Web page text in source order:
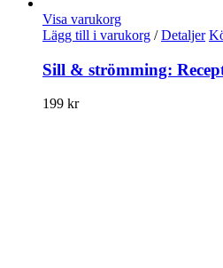
Visa varukorg
Lägg till i varukorg / Detaljer
Sill & strömming:
199 kr